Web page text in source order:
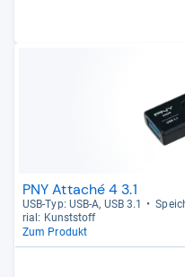
PNY Attaché 4 3.1
USB-​Typ: USB-​A, USB 3.1
rial: Kunst­stoff
Zum Produkt